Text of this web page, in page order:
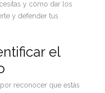
y cómo dar los
y defender tus
el
reconocer que estás